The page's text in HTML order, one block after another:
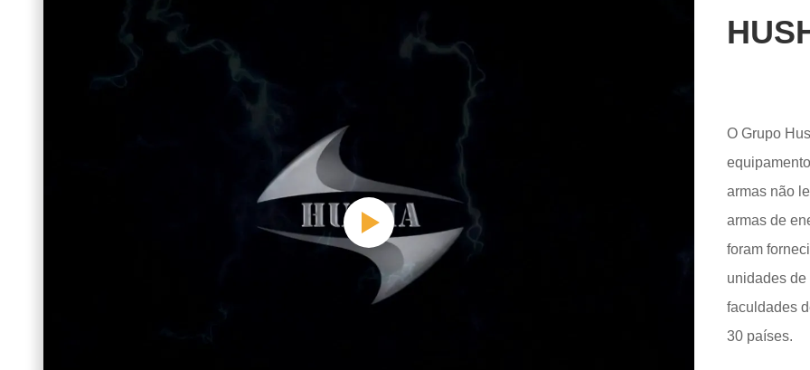
O Grupo
armas não
armas de energia
foram
unidades
faculdades
30 países.